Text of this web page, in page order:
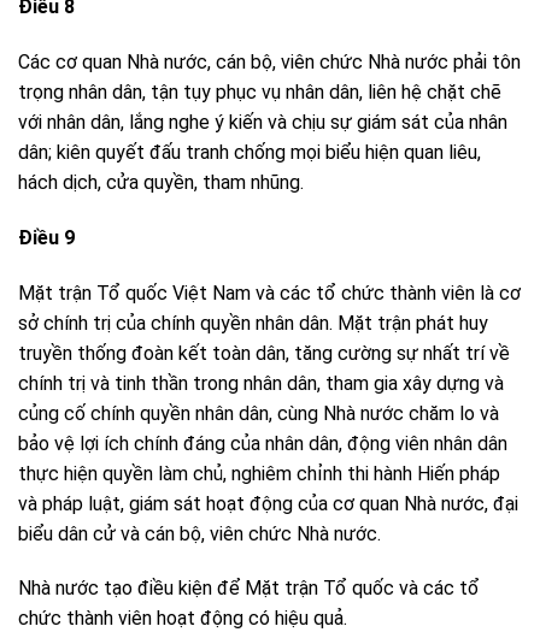
Điều 8
Các cơ quan Nhà nước, cán bộ, viên chức Nhà nước phải tôn
trọng nhân dân, tận tụy phục vụ nhân dân, liên hệ chặt chẽ
với nhân dân, lắng nghe ý kiến và chịu sự giám sát của nhân
dân; kiên quyết đấu tranh chống mọi biểu hiện quan liêu,
hách dịch, cửa quyền, tham nhũng.
Điều 9
Mặt trận Tổ quốc Việt Nam và các tổ chức thành viên là cơ
sở chính trị của chính quyền nhân dân. Mặt trận phát huy
truyền thống đoàn kết toàn dân, tăng cường sự nhất trí về
chính trị và tinh thần trong nhân dân, tham gia xây dựng và
củng cố chính quyền nhân dân, cùng Nhà nước chăm lo và
bảo vệ lợi ích chính đáng của nhân dân, động viên nhân dân
thực hiện quyền làm chủ, nghiêm chỉnh thi hành Hiến pháp
và pháp luật, giám sát hoạt động của cơ quan Nhà nước, đại
biểu dân cử và cán bộ, viên chức Nhà nước.
Nhà nước tạo điều kiện để Mặt trận Tổ quốc và các tổ
chức thành viên hoạt động có hiệu quả.